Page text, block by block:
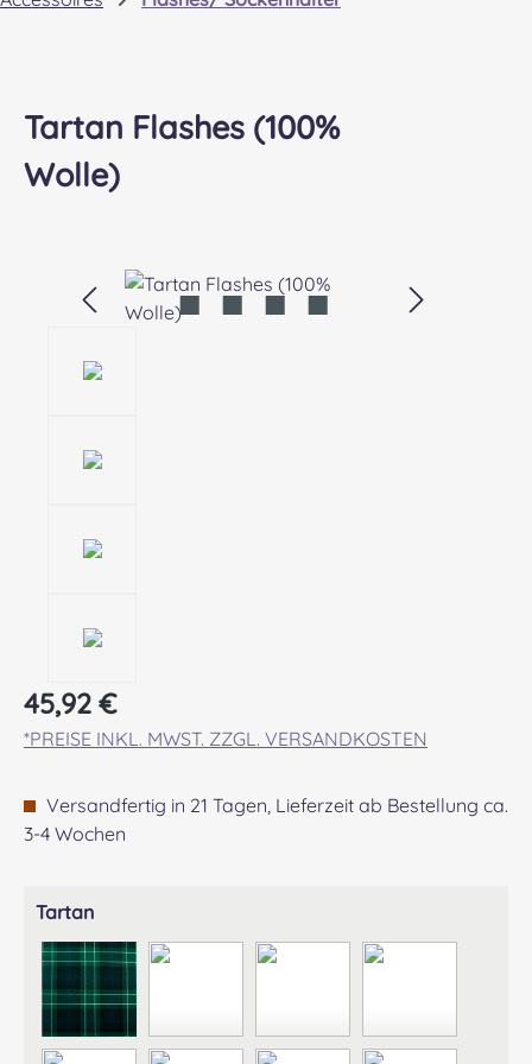
Tartan Flashes (100%
Wolle)
Bildergalerie überspringen
Regulärer Preis:
45,92 €
*PREISE INKL. MWST. ZZGL. VERSANDKOSTEN
Versandfertig in 21 Tagen, Lieferzeit ab Bestellung ca.
3-4 Wochen
Tartanauswählen
ABERCROMBIE MODERN
ABERDEEN MODERNAGNEW ANCIENTANDERSON